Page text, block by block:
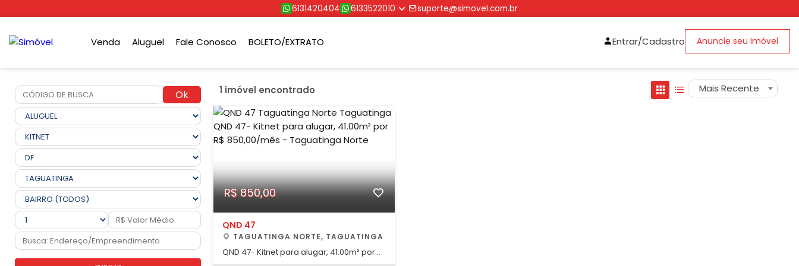
6131420404 6133522010 suporte@simovel.com.br
Venda Aluguel Fale Conosco BOLETO/EXTRATO Entrar/Cadastro Anuncie seu Imóvel
Ok 1 imóvel encontrado Mais Recente
R$ 850,00
QND 47
TAGUATINGA NORTE, TAGUATINGA
QND 47- Kitnet para alugar, 41.00m² por